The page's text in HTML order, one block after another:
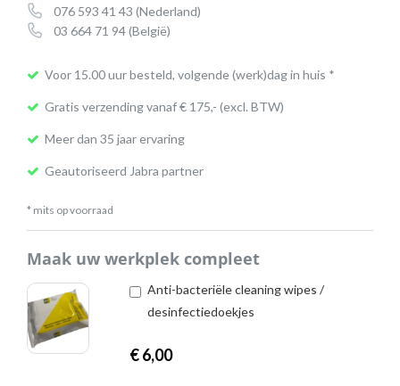
Maak uw werkplek compleet
Anti-bacteriële cleaning wipes /
desinfectiedoekjes
€6,00
076 593 41 43 (Nederland)
03 664 71 94(België)
Voor 15.00 uur besteld, volgende (werk)dag in huis *
Gratis verzending vanaf € 175,- (excl. BTW)
Meer dan 35 jaar ervaring
Geautoriseerd Jabra partner
* mits op voorraad